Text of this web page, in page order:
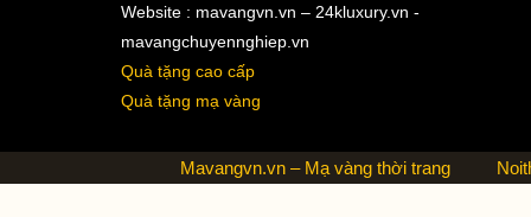
Website : mavangvn.vn – 24kluxury.vn -
mavangchuyennghiep.vn
Quà tặng cao cấp
Quà tặng mạ vàng
Mavangvn.vn – Mạ vàng thời trang